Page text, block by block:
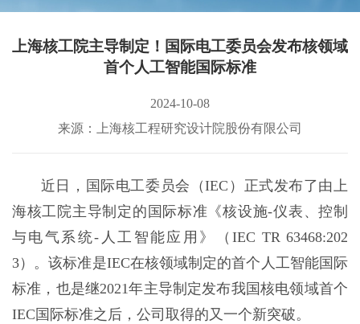
上海核工院主导制定！国际电工委员会发布核领域
首个人工智能国际标准
2024-10-08
来源：上海核工程研究设计院股份有限公司
近日，国际电工委员会（IEC）正式发布了由上
海核工院主导制定的国际标准《核设施-仪表、控制
与电气系统-人工智能应用》（IEC TR 63468:202
3）。该标准是IEC在核领域制定的首个人工智能国际
标准，也是继2021年主导制定发布我国核电领域首个
IEC国际标准之后，公司取得的又一个新突破。